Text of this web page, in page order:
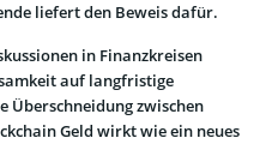
liefert den Beweis dafür.
in Finanzkreisen
auf langfristige
Überschneidung zwischen
Geld wirkt wie ein neues